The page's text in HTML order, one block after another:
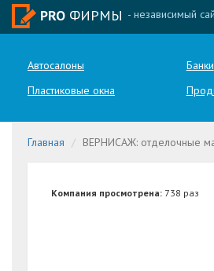
PRO ФИРМЫ - независимый
Автосалоны Банки
Пластиковые окна
Главная ВЕРНИСАЖ: отделочные
Компания просмотрена: 738 раз